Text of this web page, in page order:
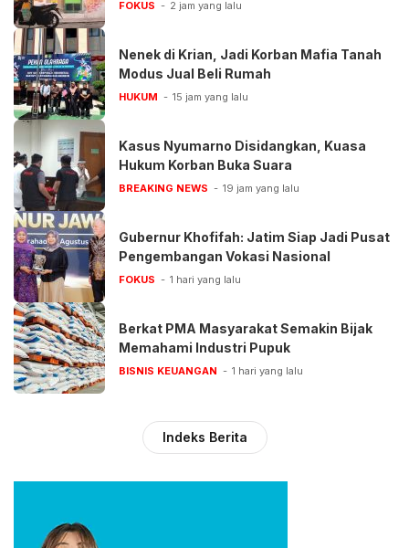
FOKUS 2 jam yang lalu
Nenek di Krian, Jadi Korban Mafia Tanah
Modus Jual Beli Rumah
HUKUM 15 jam yang lalu
Kasus Nyumarno Disidangkan, Kuasa
Hukum Korban Buka Suara
BREAKING NEWS 19 jam yang lalu
Gubernur Khofifah: Jatim Siap Jadi Pusat
Pengembangan Vokasi Nasional
FOKUS 1 hari yang lalu
Berkat PMA Masyarakat Semakin Bijak
Memahami Industri Pupuk
BISNIS KEUANGAN 1 hari yang lalu
Indeks Berita